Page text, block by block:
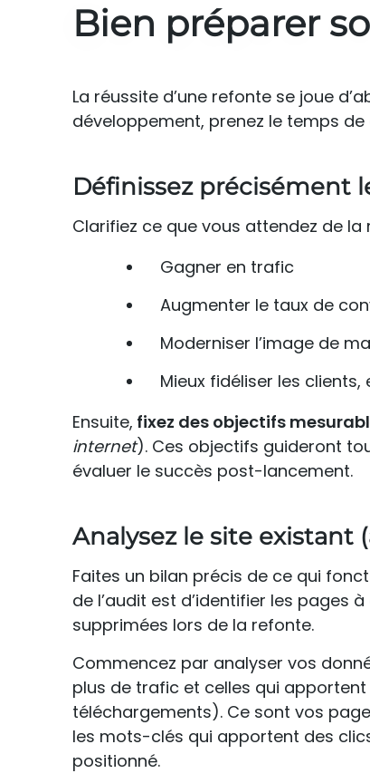
Bien préparer
La réussite d’une refonte se joue
développement, prenez le temps
Définissez précisément
Clarifiez ce que vous attendez de la
Gagner en trafic
Augmenter le taux de
Moderniser l’image de
Mieux fidéliser les clients,
Ensuite, fixez des objectifs
internet). Ces objectifs guideront
évaluer le succès post-lancement.
Analysez le site existant
Faites un bilan précis de ce qui
de l’audit est d’identifier les pages
supprimées lors de la refonte.
Commencez par analyser vos
plus de trafic et celles qui
téléchargements). Ce sont vos
les mots-clés qui apportent des
positionné.